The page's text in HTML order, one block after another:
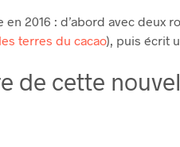
en 2016 : d’abord avec
terres du cacao), puis écrit
de cette